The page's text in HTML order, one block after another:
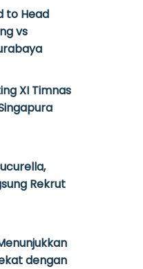
to Head
vs
XI Timnas
Rekrut
dengan